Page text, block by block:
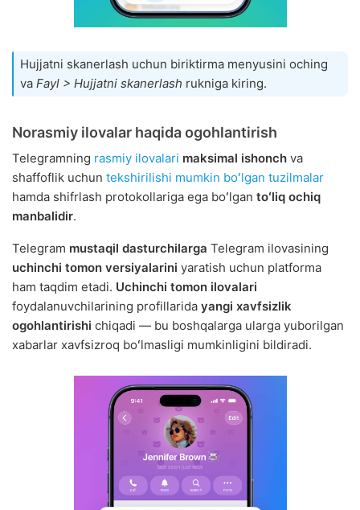
Hujjatni skanerlash uchun biriktirma menyusini oching
va Fayl > Hujjatni skanerlash rukniga kiring.
Norasmiy ilovalar haqida ogohlantirish
Telegramning rasmiy ilovalari maksimal ishonch va
shaffoflik uchun tekshirilishi mumkin boʻlgan tuzilmalar
hamda shifrlash protokollariga ega boʻlgan toʻliq ochiq
manbalidir.
Telegram mustaqil dasturchilarga Telegram ilovasining
uchinchi tomon versiyalarini yaratish uchun platforma
ham taqdim etadi. Uchinchi tomon ilovalari
foydalanuvchilarining profillarida yangi xavfsizlik
ogohlantirishi chiqadi — bu boshqalarga ularga yuborilgan
xabarlar xavfsizroq boʻlmasligi mumkinligini bildiradi.